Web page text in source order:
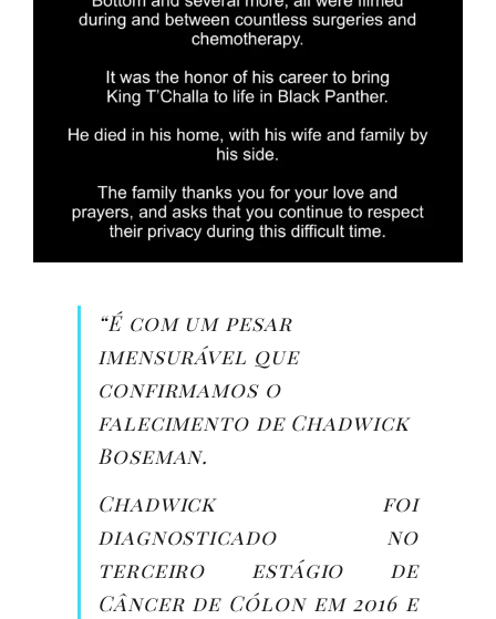
“É com um pesar
imensurável que
confirmamos o
falecimento de Chadwick
Boseman.
Chadwick foi
diagnosticado no
terceiro estágio de
Câncer de Cólon em 2016 e